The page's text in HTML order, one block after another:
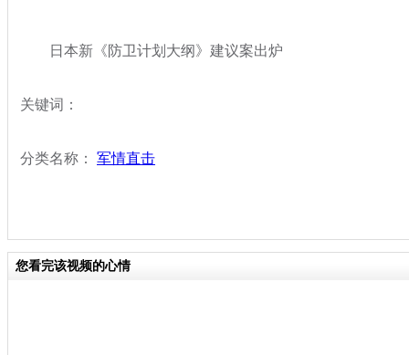
日本新《防卫计划大纲》建议案出炉
关键词：
分类名称： 军情直击
您看完该视频的心情